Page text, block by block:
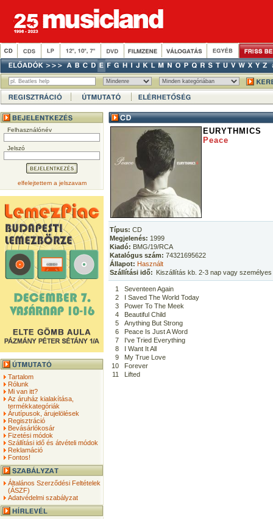
Felhasználónév
Jelszó
elfelejtettem a jelszavam
Tartalom
Rólunk
Mi van itt?
Az áruház kialakítása,
termékkategóriák
Árutípusok, árujelölések
Regisztráció
Bevásárlókosár
Fizetési módok
Szállítási idő és átvételi módok
Reklamáció
Fontos!
Általános Szerződési Feltételek
(ÁSZF)
Adatvédelmi szabályzat
EURYTHMICS
Peace
Típus: CD
Megjelenés: 1999
Kiadó: BMG/19/RCA
Katalógus szám: 74321695622
Állapot: Használt
Szállítási idő: Kiszállítás kb. 2-3 nap vagy
1
Seventeen Again
2
I Saved The World Today
3
Power To The Meek
4
Beautiful Child
5
Anything But Strong
6
Peace Is Just A Word
7
I've Tried Everything
8
I Want It All
9
My True Love
10
Forever
11
Lifted